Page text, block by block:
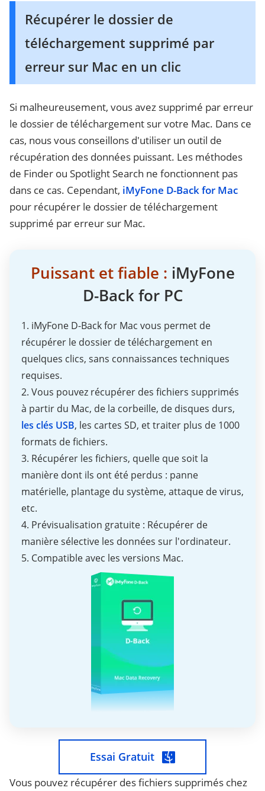
Récupérer le dossier de
téléchargement supprimé par
erreur sur Mac en un clic
Si malheureusement, vous avez supprimé par erreur
le dossier de téléchargement sur votre Mac. Dans ce
cas, nous vous conseillons d'utiliser un outil de
récupération des données puissant. Les méthodes
de Finder ou Spotlight Search ne fonctionnent pas
dans ce cas. Cependant, iMyFone D-Back for Mac
pour récupérer le dossier de téléchargement
supprimé par erreur sur Mac.
Puissant et fiable : iMyFone
D-Back for PC
1. iMyFone D-Back for Mac vous permet de
récupérer le dossier de téléchargement en
quelques clics, sans connaissances techniques
requises.
2. Vous pouvez récupérer des fichiers supprimés
à partir du Mac, de la corbeille, de disques durs,
les clés USB, les cartes SD, et traiter plus de 1000
formats de fichiers.
3. Récupérer les fichiers, quelle que soit la
manière dont ils ont été perdus : panne
matérielle, plantage du système, attaque de virus,
etc.
4. Prévisualisation gratuite : Récupérer de
manière sélective les données sur l'ordinateur.
5. Compatible avec les versions Mac.
Essai Gratuit
Vous pouvez récupérer des fichiers supprimés chez